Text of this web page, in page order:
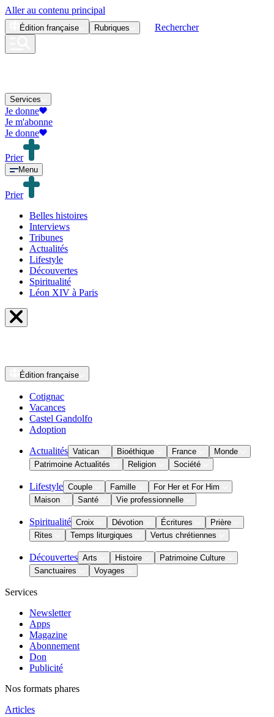
Aller au contenu principal
Édition française Rubriques Rechercher
Services
Je donne
Je m'abonne
Je donne
Prier
Menu
Prier
Belles histoires
Interviews
Tribunes
Actualités
Lifestyle
Découvertes
Spiritualité
Léon XIV à Paris
Édition française
Cotignac
Vacances
Castel Gandolfo
Adoption
Actualités Vatican Bioéthique France
Monde
Patrimoine Actualités
Religion Société
Lifestyle Couple Famille
For Her et For Him
Maison
Santé Vie professionnelle
Spiritualité Croix Dévotion Écritures
Prière
Rites
Temps liturgiques Vertus chrétiennes
Découvertes Arts Histoire
Patrimoine Culture
Sanctuaires
Voyages
Services
Newsletter
Apps
Magazine
Abonnement
Don
Publicité
Nos formats phares
Articles